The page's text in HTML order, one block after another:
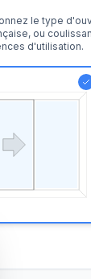
le type
ou
d'utilisation.